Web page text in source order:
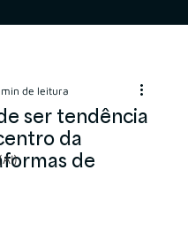
ser tendência
da
de
min de leitura